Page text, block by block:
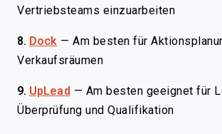
Vertriebsteams einzuarbeiten
8. Dock —Am besten für
Verkaufsräumen
9. UpLead — Am besten geeignet für
Überprüfung und Qualifikation